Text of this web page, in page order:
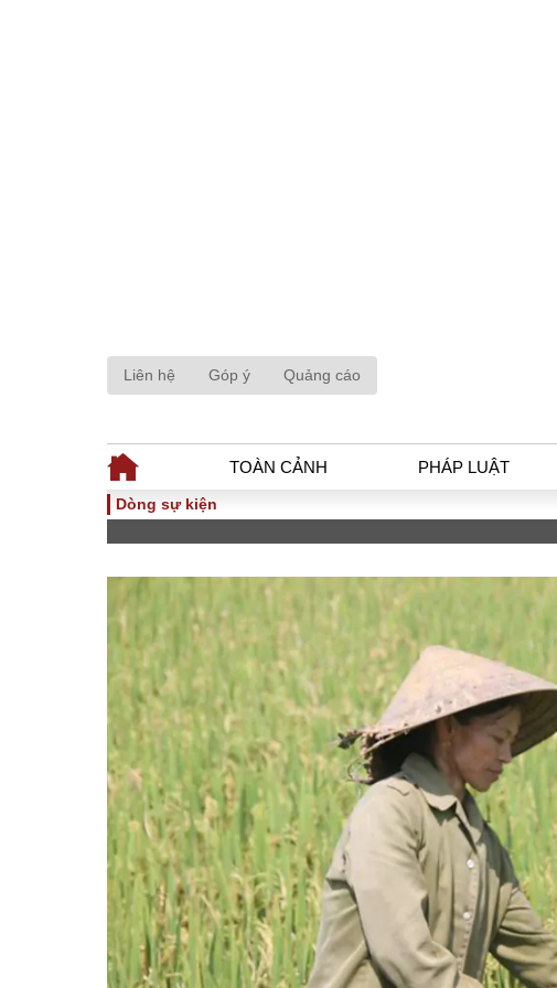
Liên hệ Góp ý Quảng cáo
TOÀN CẢNH PHÁP LUẬT
TOÀN CẢNH
Chính sách
Sự kiện
Đối thoại
Thế giới
PHÁP LUẬT
Góc nhìn luật gia
Hồ sơ điều tra
Tiếng nói công dân
An ninh - Hình sự
ĐA CHIỀU
Quan điểm
INFOCUS
Dòng sự kiện